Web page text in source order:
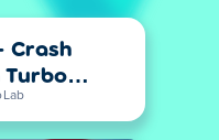
Crash
Turbo